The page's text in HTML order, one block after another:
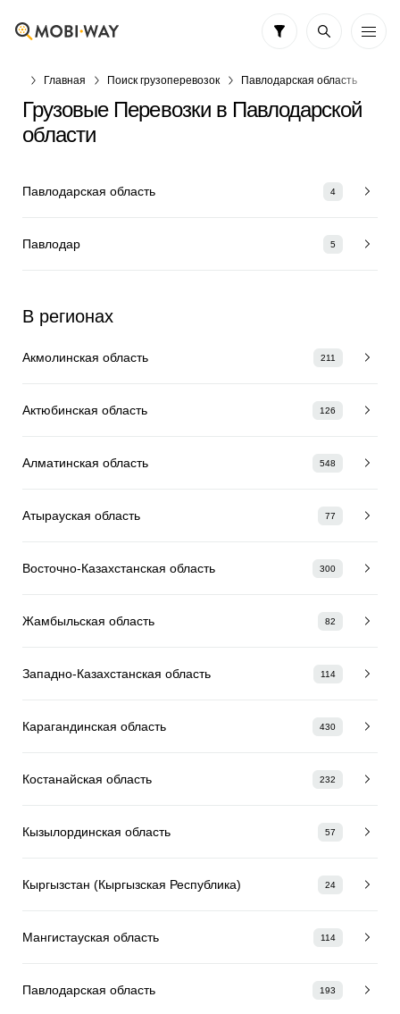
Главная Поиск грузоперевозок Павлодарская область
Грузовые Перевозки в Павлодарской
области
Павлодарская область 4
Павлодар 5
В регионах
Акмолинская область 211
Актюбинская область 126
Алматинская область 548
Атырауская область 77
Восточно-Казахстанская область 300
Жамбыльская область 82
Западно-Казахстанская область 114
Карагандинская область 430
Костанайская область 232
Кызылординская область 57
Кыргызстан (Кыргызская Республика) 24
Мангистауская область 114
Павлодарская область 193